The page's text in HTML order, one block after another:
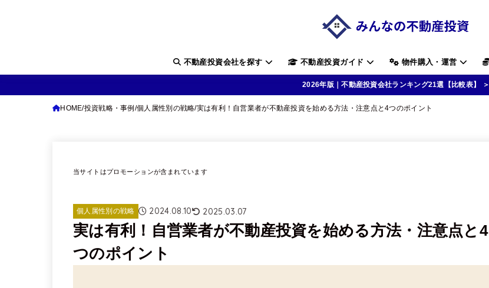
不動産投資会社を探す 不動産投資ガイド 物件購入・運営
2026年版｜不動産投資会社ランキング21選【比較表】 ＞
HOME 投資戦略・事例 個人属性別の戦略 実は有利！自営業者が不動産投資を始める方法・注意点と4つのポイント
当サイトはプロモーションが含まれています
個人属性別の戦略 2024.08.10 2025.03.07
実は有利！自営業者が不動産投資を始める方法・注意点と4
つのポイント